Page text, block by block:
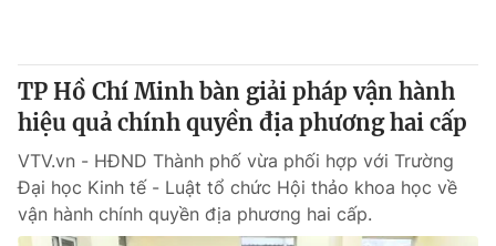
Liên hệ tòa soạn English
THỜI BÁO VTV
TP Hồ Chí Minh bàn giải pháp vận hành
hiệu quả chính quyền địa phương hai cấp
VTV.vn - HĐND Thành phố vừa phối hợp với Trường
Đại học Kinh tế - Luật tổ chức Hội thảo khoa học về
vận hành chính quyền địa phương hai cấp.